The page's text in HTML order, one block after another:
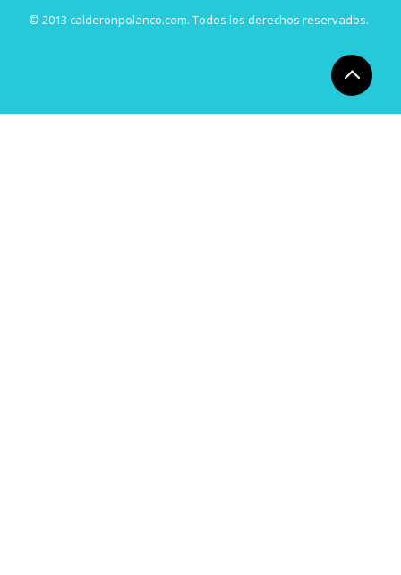
© 2013 calderonpolanco.com. Todos los derechos reservados.